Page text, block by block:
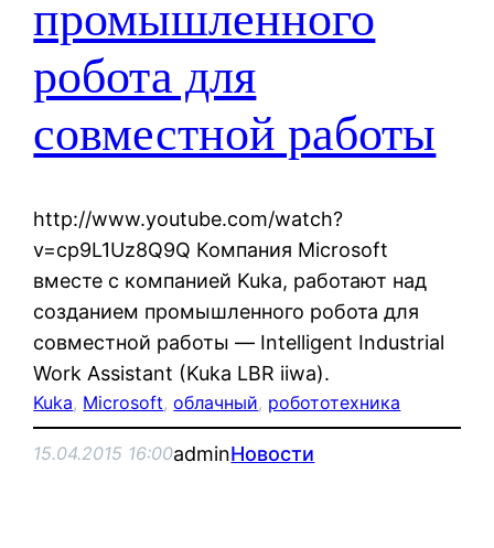
промышленного
робота для
совместной работы
http://www.youtube.com/watch?
v=cp9L1Uz8Q9Q Компания Microsoft
вместе с компанией Kuka, работают над
созданием промышленного робота для
совместной работы — Intelligent Industrial
Work Assistant (Kuka LBR iiwa).
Kuka, Microsoft, облачный, робототехника
15.04.2015 16:00adminНовости